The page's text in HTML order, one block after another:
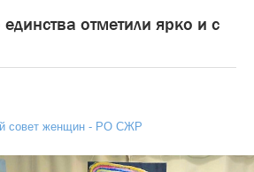
отметили ярко и с
совет женщин - РО СЖР